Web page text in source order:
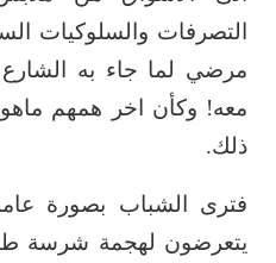
التصرفات والسلوكيات
مرضي لما جاء به
معه! وكأن اخر همهم
ذلك.‏
فترى الشباب بصورة
يتعرضون لهجمة شرسة